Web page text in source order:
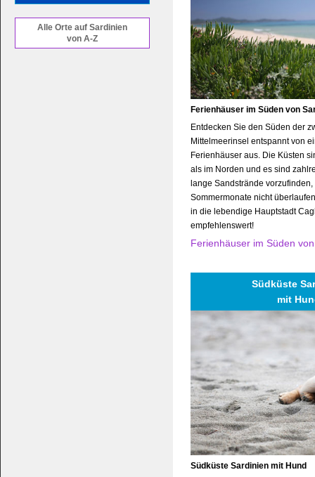
Alle Orte auf Sardinien
von A-Z
Ferienhäuser im Süden von
Entdecken Sie den Süden der
Mittelmeerinsel entspannt von
Ferienhäuser aus. Die Küsten
als im Norden und es sind
lange Sandstrände
Sommermonate nicht
in die lebendige Hauptstadt
empfehlenswert!
Ferienhäuser im Süden
Südküste
mit
Südküste Sardinien mit Hund